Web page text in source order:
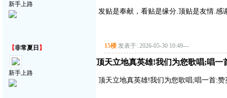
新手上路
发贴是奉献，看贴是缘分.顶贴是友情.感
【非常夏日 】
新手上路
15楼 发表于: 2026-05-30 10:49---
顶天立地真英雄!我们为您歌唱;唱一
顶天立地真英雄!我们为您歌唱;唱一首: